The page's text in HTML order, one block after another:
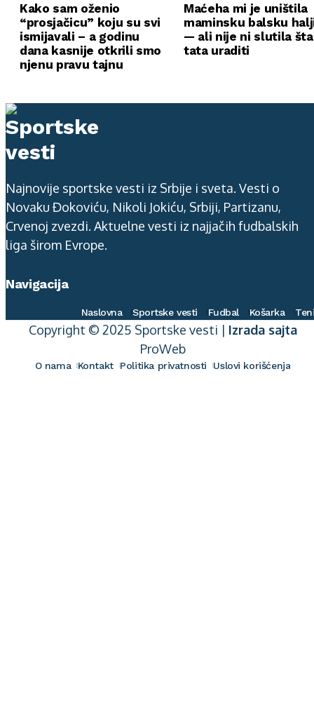
Kako sam oženio
“prosjačicu” koju su svi
ismijavali – a godinu
dana kasnije otkrili smo
njenu pravu tajnu
Maćeha mi je uništila
maminsku balsku
— ali nije ni slutila
tata uraditi
Najnovije sportske vesti iz Srbije i sveta. Vesti o
Novaku Đokoviću, Nikoli Jokiću, Srbiji, Partizanu,
Crvenoj zvezdi. Aktuelne vesti iz najjačih fudbalskih
liga širom Evrope.
Navigacija
Naslovna Sportske vesti Fudbal Košarka
Copyright © 2025 Sportske vesti | Izrada sajta
ProWeb
O nama Kontakt Politika privatnosti Uslovi korišćenja